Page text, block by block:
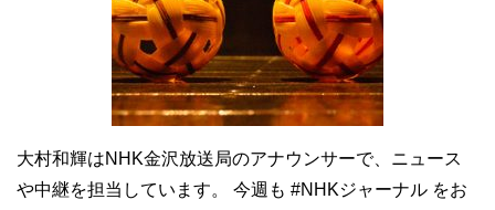
大村和輝はNHK金沢放送局のアナウンサーで、ニュース
や中継を担当しています。 今週も #NHKジャーナル をお